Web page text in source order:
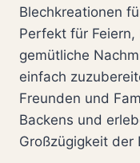
Blechkreationen
Perfekt für
gemütliche
einfach
Freunden und
Backens und
Großzügigkeit der